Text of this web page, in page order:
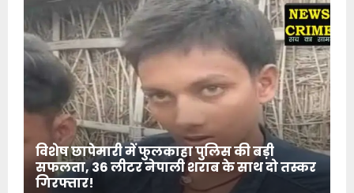
विशेष छापेमारी में फुलकाहा पुलिस की बड़ी
सफलता, 36 लीटर नेपाली शराब के साथ दो तस्कर
गिरफ्तार!